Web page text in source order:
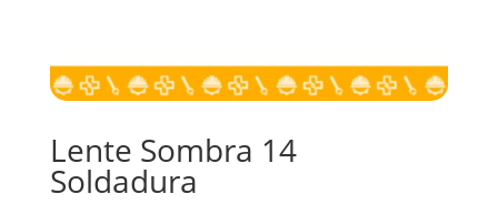
Lente Sombra 14
Soldadura